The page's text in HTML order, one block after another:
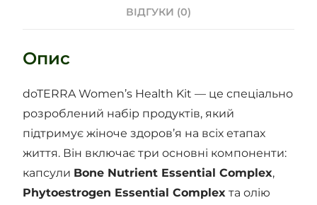
ВІДГУКИ (0)
Опис
doTERRA Women’s Health Kit — це спеціально
розроблений набір продуктів, який
підтримує жіноче здоров’я на всіх етапах
життя. Він включає три основні компоненти:
капсули Bone Nutrient Essential Complex,
Phytoestrogen Essential Complex та олію